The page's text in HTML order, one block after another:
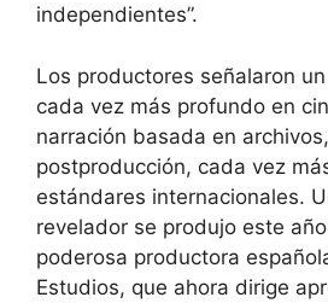
independientes”.
Los productores señalaron
cada vez más profundo en
narración basada en
postproducción, cada vez
estándares internacionales.
revelador se produjo este
poderosa productora
Estudios, que ahora dirige